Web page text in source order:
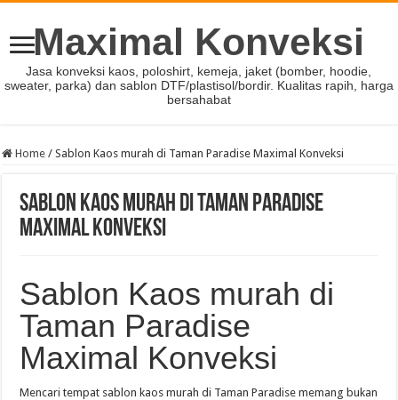
Maximal Konveksi
Jasa konveksi kaos, poloshirt, kemeja, jaket (bomber, hoodie,
sweater, parka) dan sablon DTF/plastisol/bordir. Kualitas rapih, harga
bersahabat
Home / Sablon Kaos murah di Taman Paradise Maximal Konveksi
Sablon Kaos murah di Taman Paradise
Maximal Konveksi
Sablon Kaos murah di
Taman Paradise
Maximal Konveksi
Mencari tempat sablon kaos murah di Taman Paradise memang bukan